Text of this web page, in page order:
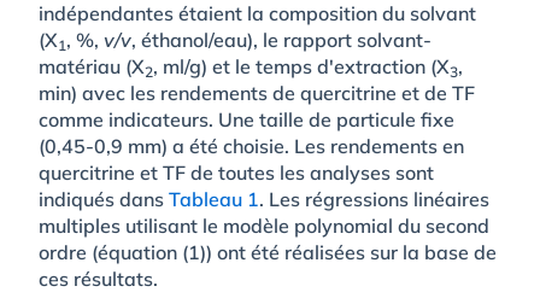
indépendantes étaient la composition du solvant
(X1 , %, v/v, éthanol/eau), le rapport solvant-
matériau (X2, ml/g) et le temps d'extraction (X3,
min) avec les rendements de quercitrine et de TF
comme indicateurs. Une taille de particule fixe
(0,45-0,9 mm) a été choisie. Les rendements en
quercitrine et TF de toutes les analyses sont
indiqués dansTableau 1. Les régressions linéaires
multiples utilisant le modèle polynomial du second
ordre (équation (1)) ont été réalisées sur la base de
ces résultats.